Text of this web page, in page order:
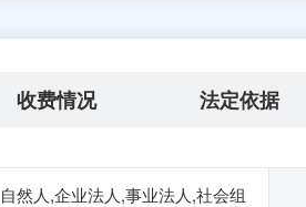
收费情况 法定依据
自然人,企业法人,事业法人,社会组